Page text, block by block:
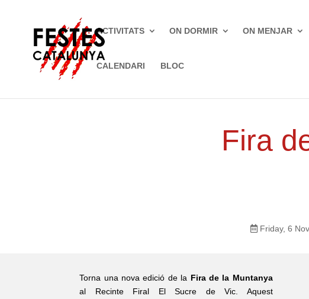
ACTIVITATS ON DORMIR ON MENJAR
CALENDARI BLOC
Fira
Friday, 6
Torna una nova edició de la Fira de la Muntanya
al Recinte Firal El Sucre de Vic. Aquest